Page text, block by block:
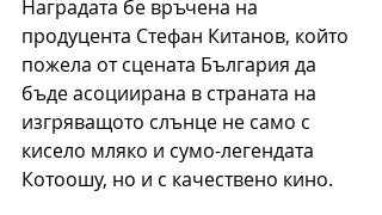
Наградата бе връчена на
продуцента Стефан Китанов, който
пожела от сцената България да
бъде асоциирана в страната на
изгряващото слънце не само с
кисело мляко и сумо-легендата
Котоошу, но и с качествено кино.